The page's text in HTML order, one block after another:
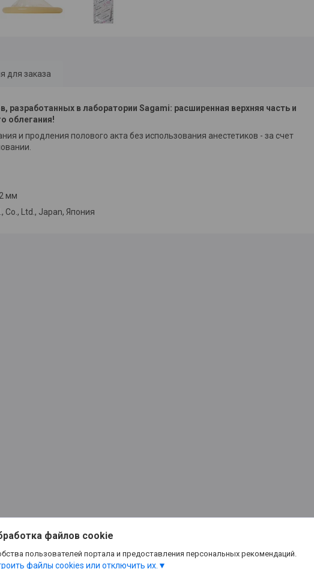
для заказа
разработанных в лаборатории Sagami: расширенная верхняя часть и
облегания!
и продления полового акта без использования анестетиков - за счет
мм
Co., Ltd., Japan, Япония
файлов cookie
пользователей портала и предоставления персональных рекомендаций.
файлы cookies или отключить их.